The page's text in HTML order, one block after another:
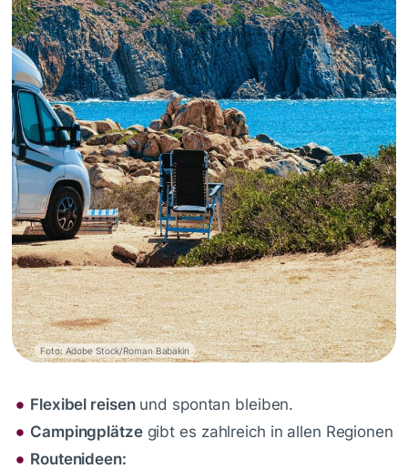
Foto: Adobe Stock/Roman Babakin
Flexibel reisenund spontan bleiben.
Campingplätzegibt es zahlreich in allen Regionen
Routenideen: